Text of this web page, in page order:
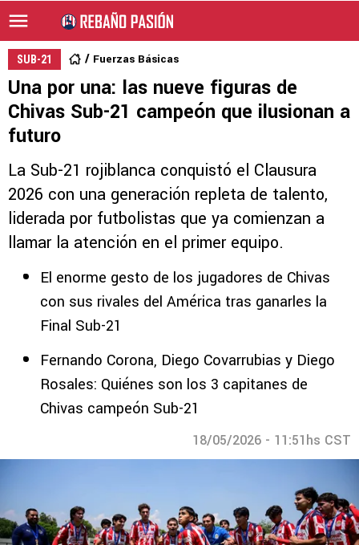
SUB-21 Fuerzas Básicas
Una por una: las nueve figuras de
Chivas Sub-21 campeón que ilusionan a
futuro
La Sub-21 rojiblanca conquistó el Clausura
2026 con una generación repleta de talento,
liderada por futbolistas que ya comienzan a
llamar la atención en el primer equipo.
El enorme gesto de los jugadores de Chivas
con sus rivales del América tras ganarles la
Final Sub-21
Fernando Corona, Diego Covarrubias y Diego
Rosales: Quiénes son los 3 capitanes de
Chivas campeón Sub-21
18/05/2026 - 11:51hs CST